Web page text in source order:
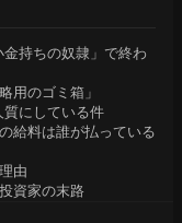
持ちの奴隷」で終わ
用のゴミ箱」
にしている件
給料は誰が払っている
由
資家の末路